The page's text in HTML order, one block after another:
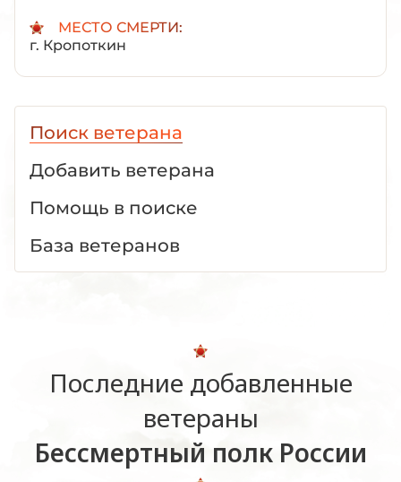
МЕСТО СМЕРТИ:
г. Кропоткин
Поиск ветерана
Добавить ветерана
Помощь в поиске
База ветеранов
Последние добавленные
ветераны
Бессмертный полк России